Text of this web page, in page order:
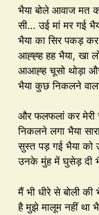
भैया बोले आवाज मत
सी… उई मां मर गई
भैया का सिर पकड़
आह्ह्ह हह भैया, खा
आआह्ह चूसो थोड़ा
भैया कुछ निकलने
और फलफलां कर मेरी
निकलने लगा भैया
सुस्त पड़ गई भैया को
उनके मुंह में घुसेड़ दी
मैं भी धीरे से बोली
है मुझे मालूम नहीं था